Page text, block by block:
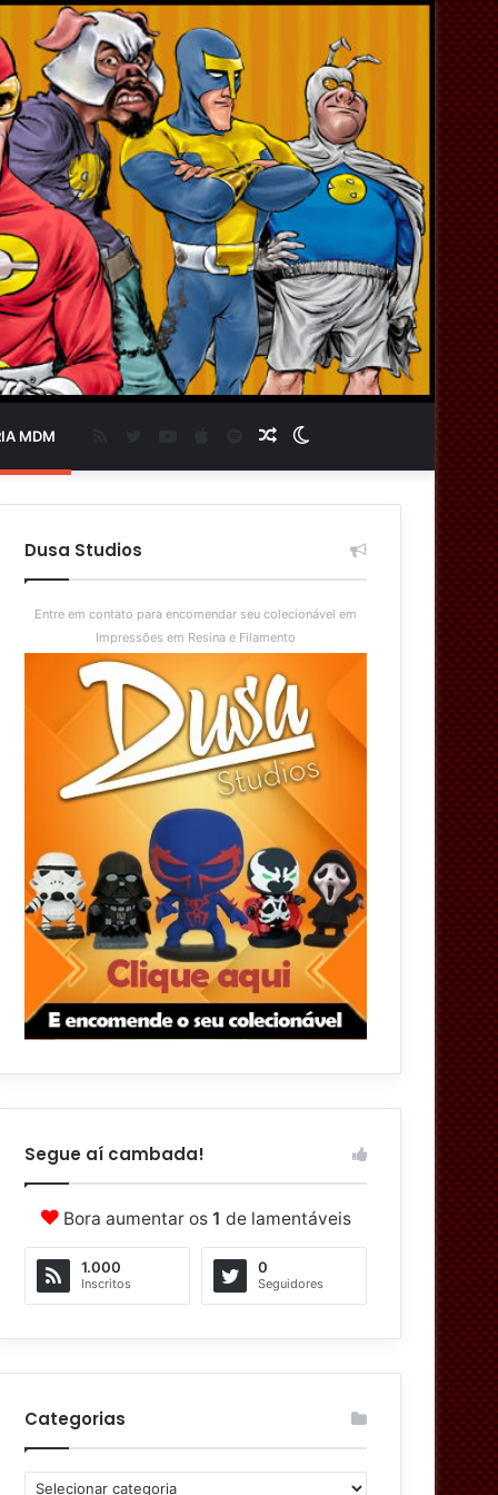
MDM
skin
Artigo
aleatório
Spotify
Dusa Studios
Entre em contato para encomendar seu colecionável em
Impressões em Resina e Filamento
Segue aí cambada!
Bora aumentar os 1 de lamentáveis
1.000
Inscritos
0
Seguidores
Categorias